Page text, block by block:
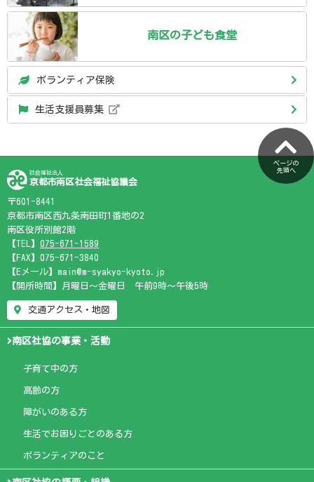
南区の子ども食堂
ボランティア保険
生活支援員募集
ページの
先頭へ
社会福祉法人
京都市南区社会福祉協議会
〒601-8441
京都市南区西九条南田町1番地の2
南区役所別館2階
【TEL】 075-671-1589
【FAX】075-671-3840
【Eメール】main@m-syakyo-kyoto.jp
【開所時間】月曜日～金曜日 午前9時～午後5時
交通アクセス・地図
南区社協の事業・活動
子育て中の方
高齢の方
障がいのある方
生活でお困りごとのある方
ボランティアのこと